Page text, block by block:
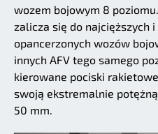
wozem bojowym 8
zalicza się do najcięższych
opancerzonych wozów
innych AFV tego samego
kierowane pociski
swoją ekstremalnie
50 mm.